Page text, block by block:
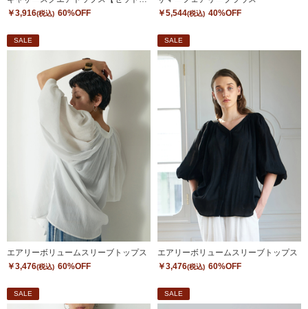
￥3,916(税込) 60%OFF
￥5,544(税込) 40%OFF
SALE
エアリーボリュームスリーブトップス
￥3,476(税込) 60%OFF
SALE
エアリーボリュームスリーブトップス
￥3,476(税込) 60%OFF
SALE SALE